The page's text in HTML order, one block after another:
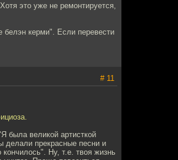
это уже не ремонтируется,
белэн керми". Если перевести
# 11
была великой артисткой
прекрасные песни и
Ну, т.е. твоя жизнь